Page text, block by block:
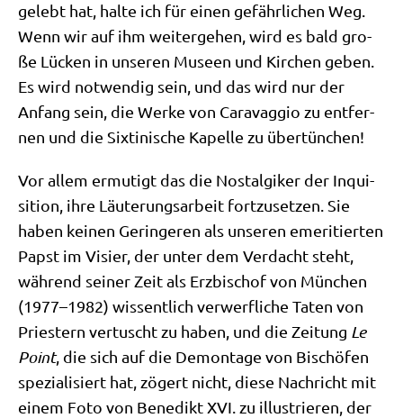
gelebt hat, hal­te ich für einen gefähr­li­chen Weg.
Wenn wir auf ihm wei­ter­ge­hen, wird es bald gro­
ße Lücken in unse­ren Muse­en und Kir­chen geben.
Es wird not­wen­dig sein, und das wird nur der
Anfang sein, die Wer­ke von Cara­vag­gio zu ent­fer­
nen und die Six­ti­ni­sche Kapel­le zu übertünchen!
Vor allem ermu­tigt das die Nost­al­gi­ker der Inqui­
si­ti­on, ihre Läu­te­rungs­ar­beit fort­zu­set­zen. Sie
haben kei­nen Gerin­ge­ren als unse­ren eme­ri­tier­ten
Papst im Visier, der unter dem Ver­dacht steht,
wäh­rend sei­ner Zeit als Erz­bi­schof von Mün­chen
(1977–1982) wis­sent­lich ver­werf­li­che Taten von
Prie­stern ver­tuscht zu haben, und die Zei­tung Le
Point, die sich auf die Demon­ta­ge von Bischö­fen
spe­zia­li­siert hat, zögert nicht, die­se Nach­richt mit
einem Foto von Bene­dikt XVI. zu illu­strie­ren, der